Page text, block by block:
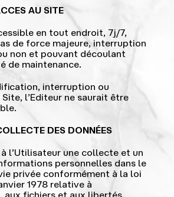
AU SITE
en tout endroit, 7j/7,
de force majeure, interruption
non et pouvant découlant
de maintenance.
interruption ou
l’Editeur ne saurait être
DES DONNÉES
l’Utilisateur une collecte et un
personnelles dans le
privée conformément à la loi
1978 relative à
aux fichiers et aux libertés.